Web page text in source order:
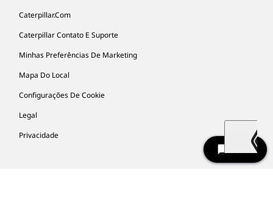
chat_bubble Chat
Caterpillar.com
Caterpillar Contato E Suporte
Minhas Preferências De Marketing
Mapa Do Local
Configurações De Cookie
Legal
Privacidade